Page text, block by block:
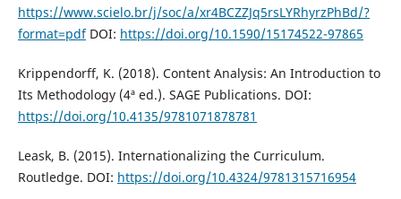
https://www.scielo.br/j/soc/a/xr4BCZZJq5rsLYRhyrzPhBd/?
format=pdfDOI: https://doi.org/10.1590/15174522-97865
Krippendorff, K. (2018). Content Analysis: An Introduction to
Its Methodology (4ª ed.). SAGE Publications. DOI:
https://doi.org/10.4135/9781071878781
Leask, B. (2015). Internationalizing the Curriculum.
Routledge. DOI: https://doi.org/10.4324/9781315716954